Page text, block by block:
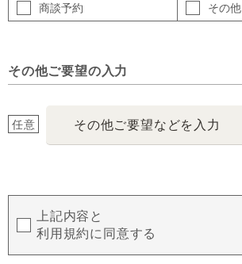
商談予約 その他
その他ご要望の入力
任意 その他ご要望などを入力
上記内容と
利用規約に同意する